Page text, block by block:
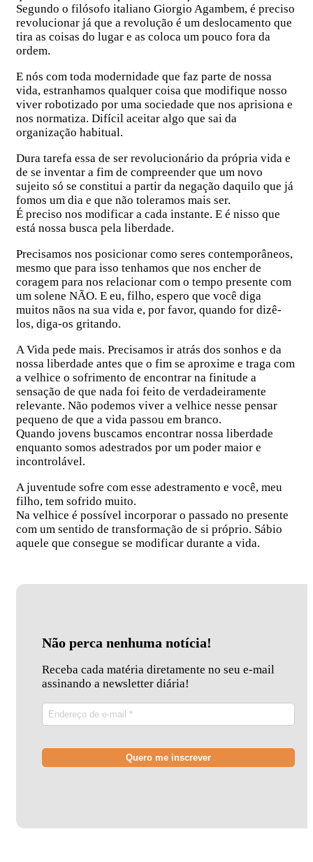
Segundo o filósofo italiano Giorgio Agambem, é preciso
revolucionar já que a revolução é um deslocamento que
tira as coisas do lugar e as coloca um pouco fora da
ordem.
E nós com toda modernidade que faz parte de nossa
vida, estranhamos qualquer coisa que modifique nosso
viver robotizado por uma sociedade que nos aprisiona e
nos normatiza. Difícil aceitar algo que sai da
organização habitual.
Dura tarefa essa de ser revolucionário da própria vida e
de se inventar a fim de compreender que um novo
sujeito só se constitui a partir da negação daquilo que já
fomos um dia e que não toleramos mais ser.
É preciso nos modificar a cada instante. E é nisso que
está nossa busca pela liberdade.
Precisamos nos posicionar como seres contemporâneos,
mesmo que para isso tenhamos que nos encher de
coragem para nos relacionar com o tempo presente com
um solene NÃO. E eu, filho, espero que você diga
muitos nãos na sua vida e, por favor, quando for dizê-
los, diga-os gritando.
A Vida pede mais. Precisamos ir atrás dos sonhos e da
nossa liberdade antes que o fim se aproxime e traga com
a velhice o sofrimento de encontrar na finitude a
sensação de que nada foi feito de verdadeiramente
relevante. Não podemos viver a velhice nesse pensar
pequeno de que a vida passou em branco.
Quando jovens buscamos encontrar nossa liberdade
enquanto somos adestrados por um poder maior e
incontrolável.
A juventude sofre com esse adestramento e você, meu
filho, tem sofrido muito.
Na velhice é possível incorporar o passado no presente
com um sentido de transformação de si próprio. Sábio
aquele que consegue se modificar durante a vida.
Não perca nenhuma notícia!
Receba cada matéria diretamente no seu e-mail
assinando a newsletter diária!